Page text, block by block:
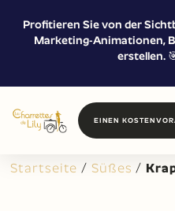
Profitieren Sie von der
Marketing-Animationen,
erstellen.
EINEN
Startseite / Süßes /